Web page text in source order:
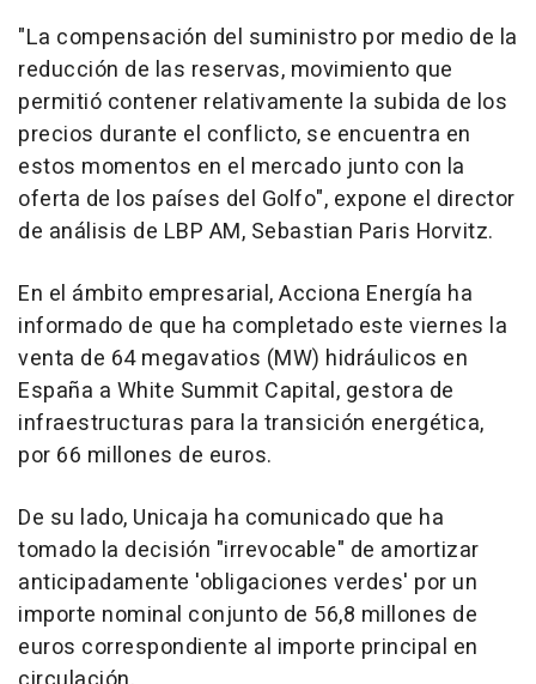
"La compensación del suministro por medio de la
reducción de las reservas, movimiento que
permitió contener relativamente la subida de los
precios durante el conflicto, se encuentra en
estos momentos en el mercado junto con la
oferta de los países del Golfo", expone el director
de análisis de LBP AM, Sebastian Paris Horvitz.
En el ámbito empresarial, Acciona Energía ha
informado de que ha completado este viernes la
venta de 64 megavatios (MW) hidráulicos en
España a White Summit Capital, gestora de
infraestructuras para la transición energética,
por 66 millones de euros.
De su lado, Unicaja ha comunicado que ha
tomado la decisión "irrevocable" de amortizar
anticipadamente 'obligaciones verdes' por un
importe nominal conjunto de 56,8 millones de
euros correspondiente al importe principal en